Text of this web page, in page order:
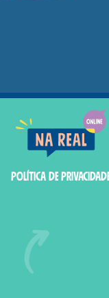
Smashed
Política de